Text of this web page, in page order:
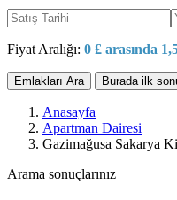
Fiyat Aralığı: 0 £ arasında
Emlakları Ara Burada ilk
Anasayfa
Apartman Dairesi
Gazimağusa Sakarya
Arama sonuçlarınız